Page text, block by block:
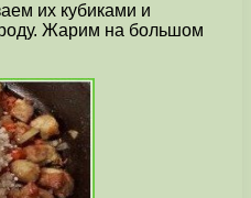
их кубиками и
Жарим на большом